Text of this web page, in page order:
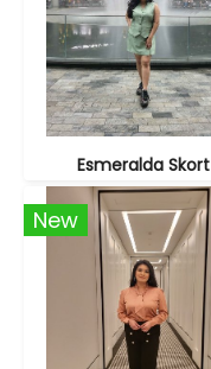
Esmeralda Skort
New